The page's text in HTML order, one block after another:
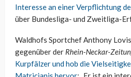
Interesse an einer Verpflichtung
über Bundesliga- und Zweitliga-
Waldhofs Sportchef Anthony
gegenüber der Rhein-Neckar-
Kurpfälzer und hob die